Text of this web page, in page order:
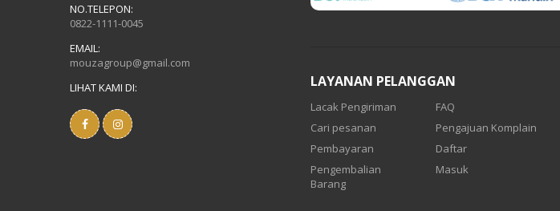
NO.TELEPON:
0822-1111-0045
EMAIL:
mouzagroup@gmail.com
LIHAT KAMI DI:
LAYANAN PELANGGAN
Lacak Pengiriman
Cari pesanan
Pembayaran
Pengembalian
Barang
FAQ
Pengajuan Komplain
Daftar
Masuk